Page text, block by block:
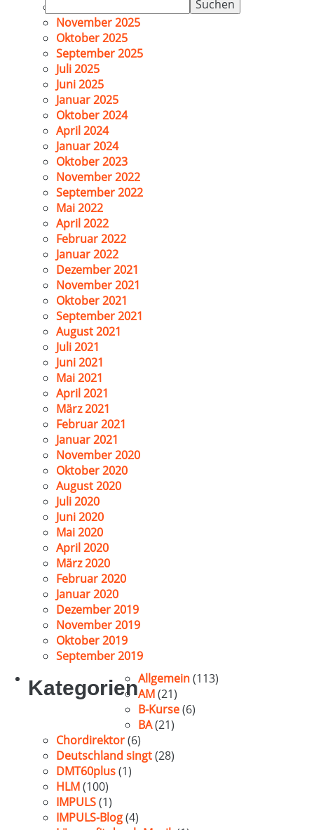
nach:
November 2025
Oktober 2025
September 2025
Juli 2025
Juni 2025
Januar 2025
Oktober 2024
April 2024
Januar 2024
Oktober 2023
November 2022
September 2022
Mai 2022
April 2022
Februar 2022
Januar 2022
Dezember 2021
November 2021
Oktober 2021
September 2021
August 2021
Juli 2021
Juni 2021
Mai 2021
April 2021
März 2021
Februar 2021
Januar 2021
November 2020
Oktober 2020
August 2020
Juli 2020
Juni 2020
Mai 2020
April 2020
März 2020
Februar 2020
Januar 2020
Dezember 2019
November 2019
Oktober 2019
September 2019
KategorienAllgemein(113)
AM(21)
B-Kurse(6)
BA(21)
Chordirektor(6)
Deutschland singt(28)
DMT60plus(1)
HLM(100)
IMPULS(1)
IMPULS-Blog(4)